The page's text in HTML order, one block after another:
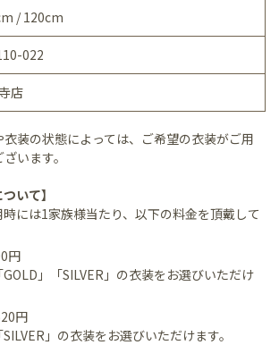
/ 120cm
022
店
装の状態によっては、ご希望の衣装がご用
います。
いて】
には1家族様当たり、以下の料金を頂戴して
円
」「SILVER」の衣装をお選びいただけ
円
」の衣装をお選びいただけます。